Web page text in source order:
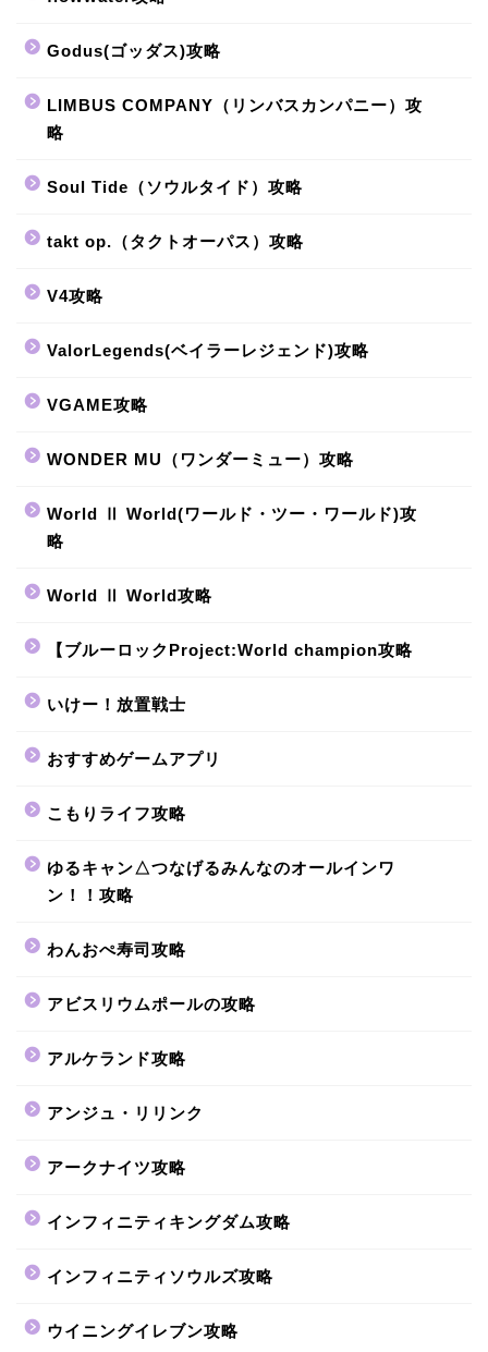
Godus(ゴッダス)攻略
LIMBUS COMPANY（リンバスカンパニー）攻
略
Soul Tide（ソウルタイド）攻略
takt op.（タクトオーパス）攻略
V4攻略
ValorLegends(ベイラーレジェンド)攻略
VGAME攻略
WONDER MU（ワンダーミュー）攻略
World Ⅱ World(ワールド・ツー・ワールド)攻
略
World Ⅱ World攻略
【ブルーロックProject:World champion攻略
いけー！放置戦士
おすすめゲームアプリ
こもりライフ攻略
ゆるキャン△つなげるみんなのオールインワ
ン！！攻略
わんおぺ寿司攻略
アビスリウムポールの攻略
アルケランド攻略
アンジュ・リリンク
アークナイツ攻略
インフィニティキングダム攻略
インフィニティソウルズ攻略
ウイニングイレブン攻略